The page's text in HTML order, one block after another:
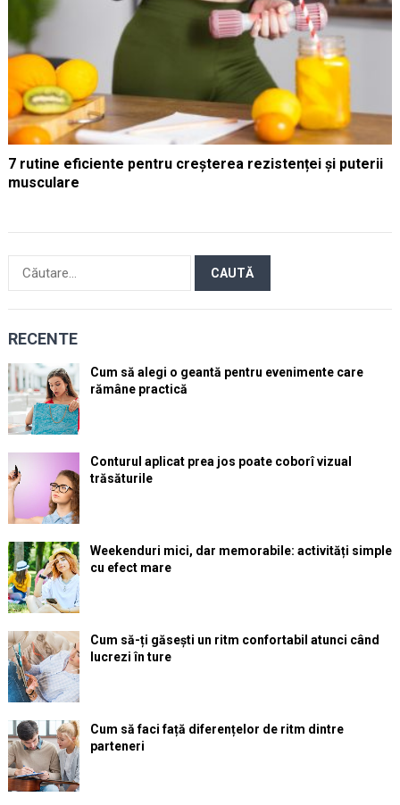
7 rutine eficiente pentru creșterea rezistenței și puterii
musculare
Caută
după:
RECENTE
Cum să alegi o geantă pentru evenimente care
rămâne practică
Conturul aplicat prea jos poate coborî vizual
trăsăturile
Weekenduri mici, dar memorabile: activități simple
cu efect mare
Cum să-ți găsești un ritm confortabil atunci când
lucrezi în ture
Cum să faci față diferențelor de ritm dintre
parteneri